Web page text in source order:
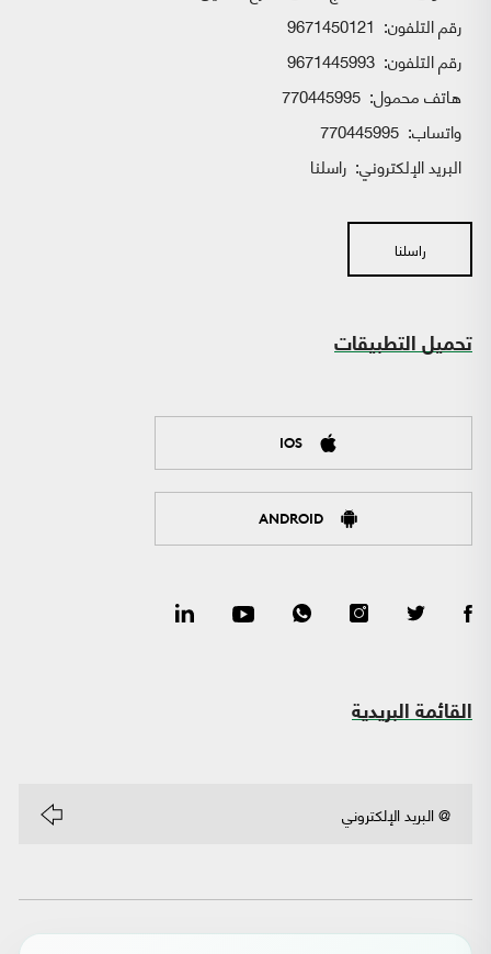
رقم التلفون: 9671450121
رقم التلفون: 9671445993
هاتف محمول: 770445995
واتساب:
البريد الإلكتروني: راسلنا
راسلنا
تحميل التطبيقات
IOS
ANDROID
القائمة البريدية